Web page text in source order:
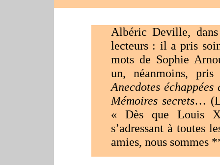
Albéric Deville, dans
lecteurs : il a pris
mots de Sophie
un, néanmoins,
Anecdotes
Mémoires secrets…
« Dès que Louis
s’adressant à toutes
amies, nous sommes